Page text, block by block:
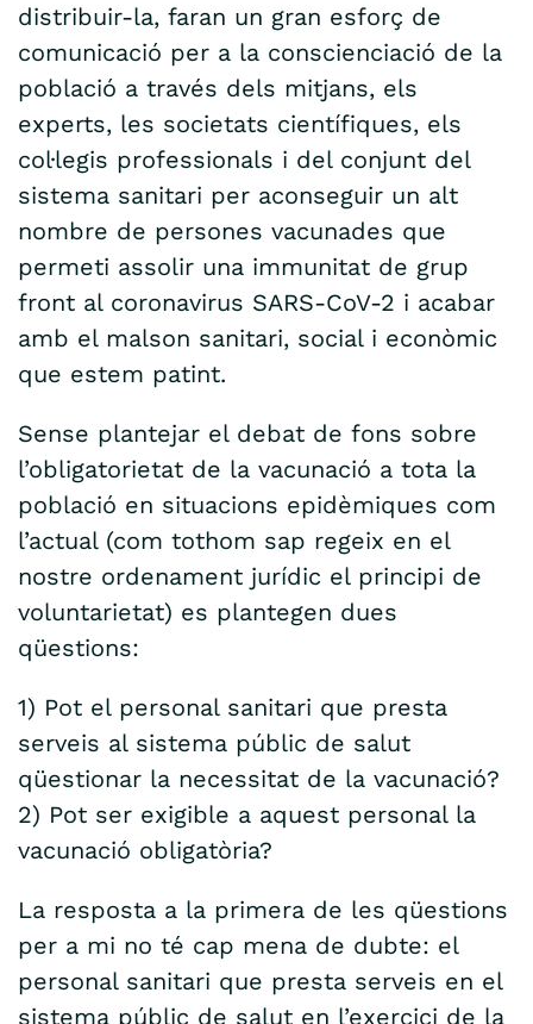
distribuir-la, faran un gran esforç de
comunicació per a la conscienciació de la
població a través dels mitjans, els
experts, les societats científiques, els
col·legis professionals i del conjunt del
sistema sanitari per aconseguir un alt
nombre de persones vacunades que
permeti assolir una immunitat de grup
front al coronavirus SARS-CoV-2 i acabar
amb el malson sanitari, social i econòmic
que estem patint.
Sense plantejar el debat de fons sobre
l’obligatorietat de la vacunació a tota la
població en situacions epidèmiques com
l’actual (com tothom sap regeix en el
nostre ordenament jurídic el principi de
voluntarietat) es plantegen dues
qüestions:
1) Pot el personal sanitari que presta
serveis al sistema públic de salut
qüestionar la necessitat de la vacunació?
2) Pot ser exigible a aquest personal la
vacunació obligatòria?
La resposta a la primera de les qüestions
per a mi no té cap mena de dubte: el
personal sanitari que presta serveis en el
sistema públic de salut en l’exercici de la